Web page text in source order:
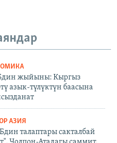
жыйыны: Кыргыз
азык-түлүктүн баасына
АЗИЯ
талаптары сакталбай